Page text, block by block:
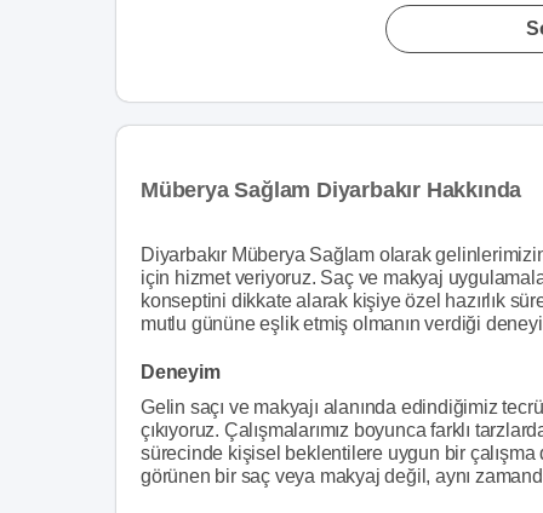
Müberya Sağlam Diyarbakır Hakkında
Diyarbakır Müberya Sağlam olarak
için hizmet veriyoruz. Saç ve makyaj
konseptini dikkate alarak kişiye özel hazırlık
mutlu gününe eşlik etmiş olmanın verdiği
Deneyim
Gelin saçı ve makyajı alanında edindiğimiz
çıkıyoruz. Çalışmalarımız boyunca farklı
sürecinde kişisel beklentilere uygun bir
görünen bir saç veya makyaj değil, aynı